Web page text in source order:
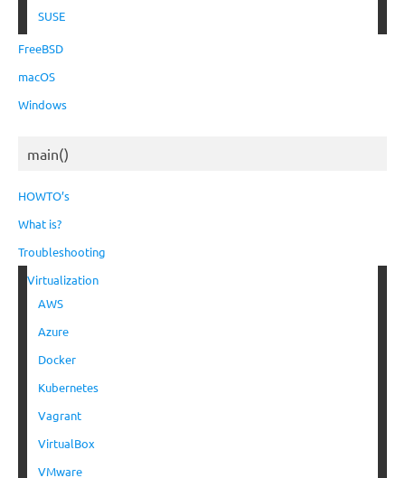
SUSE
FreeBSD
macOS
Windows
main()
HOWTO’s
What is?
Troubleshooting
Virtualization
AWS
Azure
Docker
Kubernetes
Vagrant
VirtualBox
VMware